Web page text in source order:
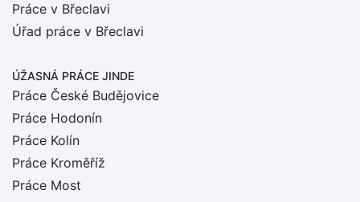
Práce v Břeclavi
Úřad práce v Břeclavi
ÚŽASNÁ PRÁCE JINDE
Práce České Budějovice
Práce Hodonín
Práce Kolín
Práce Kroměříž
Práce Most